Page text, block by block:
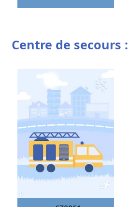
Centre de secours :